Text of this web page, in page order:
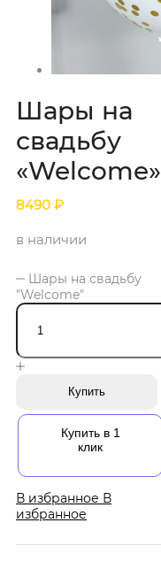
Шары на
свадьбу
«Welcome»
8490 ₽
в наличии
Шары на свадьбу
"Welcome"
Купить
Купить в 1
клик
В избранное В
избранное